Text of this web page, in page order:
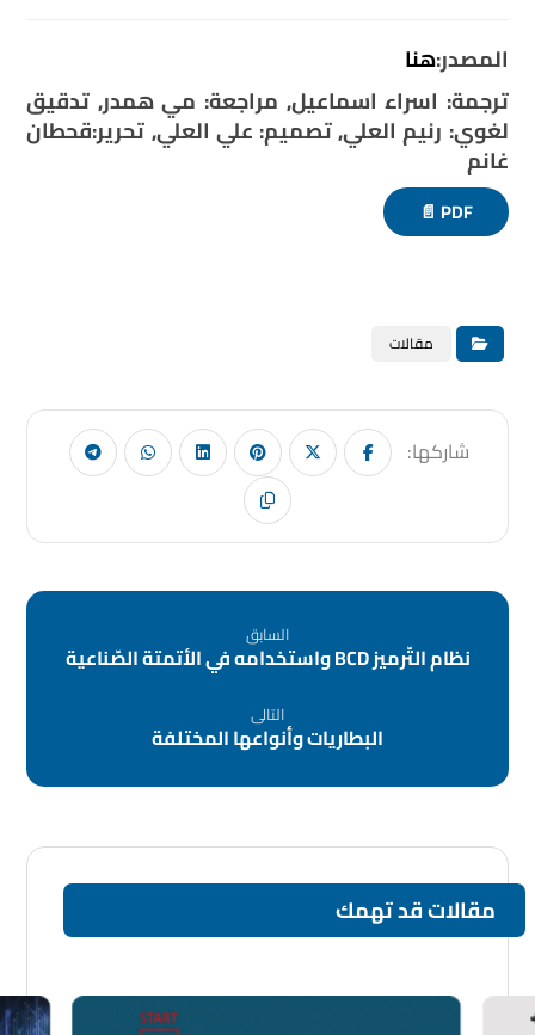
المصدر:هنا
ترجمة: اسراء اسماعيل, مراجعة: مي همدر, تدقيق
لغوي: رنيم العلي, تصميم: علي العلي, تحرير:قحطان
غانم
PDF 📄
مقالات
السابق
نظام التّرميز BCD واستخدامه في الأتمتة الصّناعية
التالى
البطاريات وأنواعها المختلفة
مقالات قد تهمك